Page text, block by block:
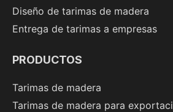
Diseño de tarimas de madera
Entrega de tarimas a empresas
PRODUCTOS
Tarimas de madera
Tarimas de madera para